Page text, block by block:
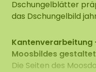
Dschungelblätter
das Dschungelbild
Kantenverarbeitung
Moosbildes gestaltet
Die Seiten des